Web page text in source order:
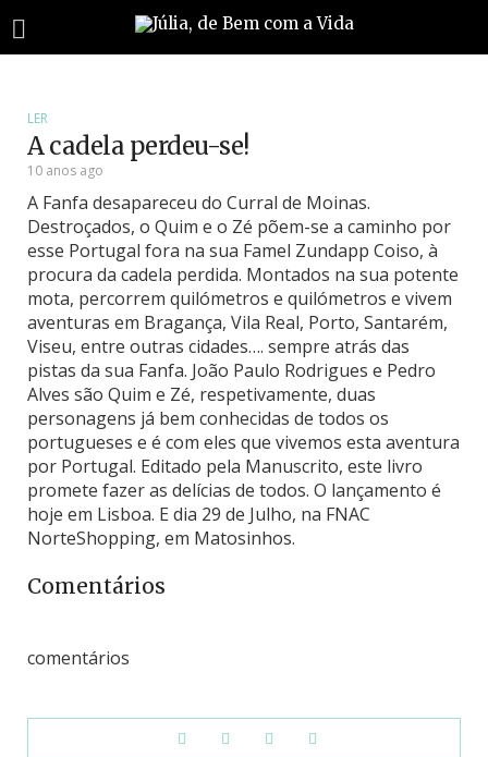
LER
A cadela perdeu-se!
10 anos ago
A Fanfa desapareceu do Curral de Moinas.
Destroçados, o Quim e o Zé põem-se a caminho por
esse Portugal fora na sua Famel Zundapp Coiso, à
procura da cadela perdida. Montados na sua potente
mota, percorrem quilómetros e quilómetros e vivem
aventuras em Bragança, Vila Real, Porto, Santarém,
Viseu, entre outras cidades…. sempre atrás das
pistas da sua Fanfa. João Paulo Rodrigues e Pedro
Alves são Quim e Zé, respetivamente, duas
personagens já bem conhecidas de todos os
portugueses e é com eles que vivemos esta aventura
por Portugal. Editado pela Manuscrito, este livro
promete fazer as delícias de todos. O lançamento é
hoje em Lisboa. E dia 29 de Julho, na FNAC
NorteShopping, em Matosinhos.
Comentários
comentários